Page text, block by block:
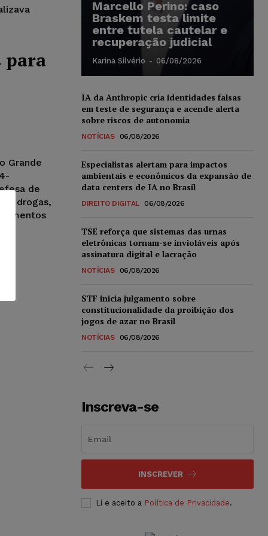
para
Grande
de
drogas,
Marcello Perino: caso
Braskem testa limite
entre tutela cautelar e
recuperação judicial
Karina Silvério - 06/08/2026
IA da Anthropic cria identidades falsas
em teste de segurança e acende alerta
sobre riscos de autonomia
NOTÍCIAS 06/08/2026
Especialistas alertam para impactos
ambientais e econômicos da expansão de
data centers de IA no Brasil
DIREITO DIGITAL 06/08/2026
TSE reforça que sistemas das urnas
eletrônicas tornam-se invioláveis após
assinatura digital e lacração
NOTÍCIAS 06/08/2026
STF inicia julgamento sobre
constitucionalidade da proibição dos
jogos de azar no Brasil
NOTÍCIAS 06/08/2026
Inscreva-se
INSCREVER
Li e aceito a Política de Privacidade.